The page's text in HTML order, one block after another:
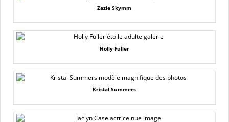
Zazie Skymm
Holly Fuller
Kristal Summers